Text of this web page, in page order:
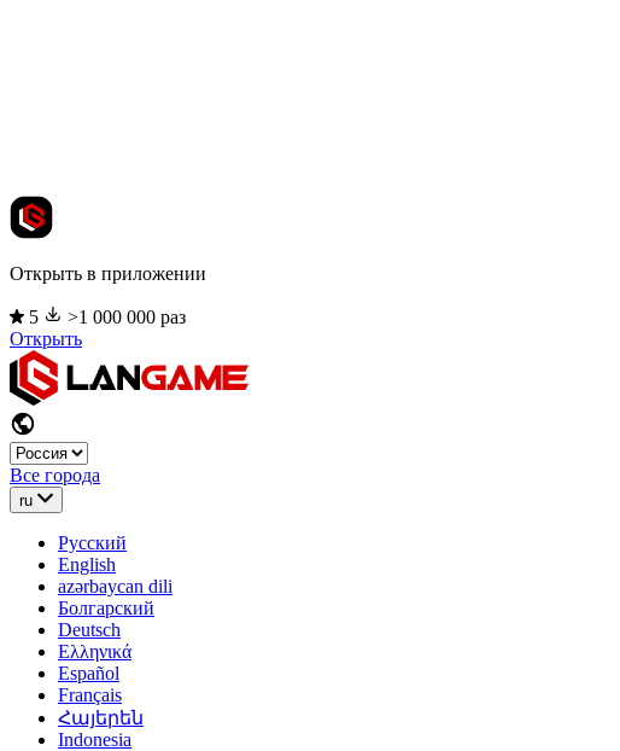
Открыть в приложении
5
>1 000 000 раз
Открыть
Все города
ru
Русский
English
azərbaycan dili
Болгарский
Deutsch
Ελληνικά
Español
Français
Հայերեն
Indonesia